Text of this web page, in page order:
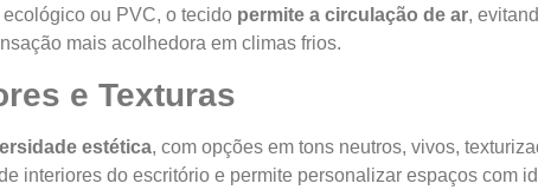
ou PVC, o tecido permite a circulação de ar,
mais acolhedora em climas frios.
e Texturas
estética, com opções em tons neutros, vivos,
interiores do escritório e permite personalizar espaços com